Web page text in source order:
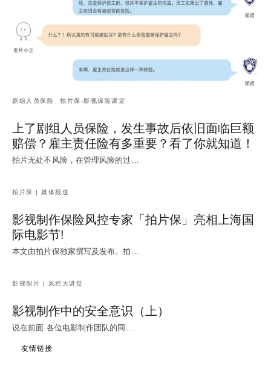
剧组人员保险 拍片保-影视保险课堂
上了剧组人员保险，发生事故后依旧面临巨额
赔偿？雇主责任险有多重要？看了你就知道！
拍片无处不风险，在管理风险的过…
拍片保 | 媒体报道
影视制作保险风控专家「拍片保」亮相上海国
际电影节!
本文由拍片保独家撰写及发布。拍…
影视制片 | 风控大讲堂
影视制作中的安全意识（上）
说在前面 各位电影制作团队的同…
友情链接